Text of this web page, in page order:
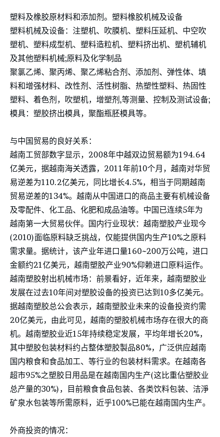
塑料及橡胶原材料和添加剂。塑料橡胶机械及设备
塑料机械及设备：注塑机、吹膜机、塑料压延机、中空吹
塑机、塑料成型机、塑料造粒机、塑料挤出机、塑机辅机
及其他塑料机械;原料及化学制品
聚氯乙烯、聚丙烯、聚乙烯粘合剂、添加剂、弹性体、填
料和增强材料、改性剂、活性树脂、热塑性塑料、热固性
塑料、着色剂，吹塑机，增塑剂,等测量、控制及测试设备;
模具：塑胶挤出模具，聚酯瓶胚模具等。
与中国贸易的良好关系：
越南工贸部数字显示，2008年中越双边贸易额为194.64
亿美元，据越南海关透露，2011年前10个月，越南对华贸
易逆差为110.2亿美元，同比增长4.5%，相当于同期越南
贸易逆差的134%。越南从中国进口的商品主要有机械设备
及零配件、化工品、化肥和成品油等。中国已连续5年为
越南第一大贸易伙伴。国内行业现状：越南塑胶产业现今
(2010)面临原料缺乏挑战，仅能提供国内生产10%之原料
需求量。据统计，该产业年进口量160~200万公吨，进口
金额约21亿美元，越南塑胶产业90%仰赖进口原料运作。
越南塑胶射出机械市场：前景看好，近年来，越南塑胶业
发展在过去10年间对塑胶设备的投资已达到10多亿美元。
据越南塑胶总公会表示，越南塑胶业未来的设备投资约需
20亿美元，由此可见，越南的塑胶机械市场存在很大的商
机。越南塑胶业近15年持续稳定发展，平均年增长20%，
其中塑胶包装材料约占整体塑胶製品80%，广泛供应越南
国内粮食和食品加工、等行业的包装材料需求。在越南各
超市95%之塑胶日用品是在越南国内生产(这比重佔塑胶业
总产量的30%)，目前粮食食品包装、各类饮料包装、洁淨
矿泉水包装等所需原料，近乎100%已能在越南国内生产。
外商投资的情况：